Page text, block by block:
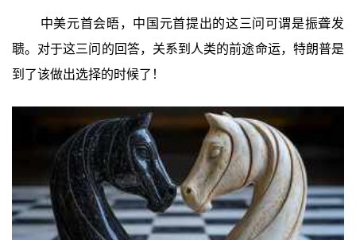
中美元首会晤，中国元首提出的这三问可谓是振聋发
聩。对于这三问的回答，关系到人类的前途命运，特朗普是
到了该做出选择的时候了！